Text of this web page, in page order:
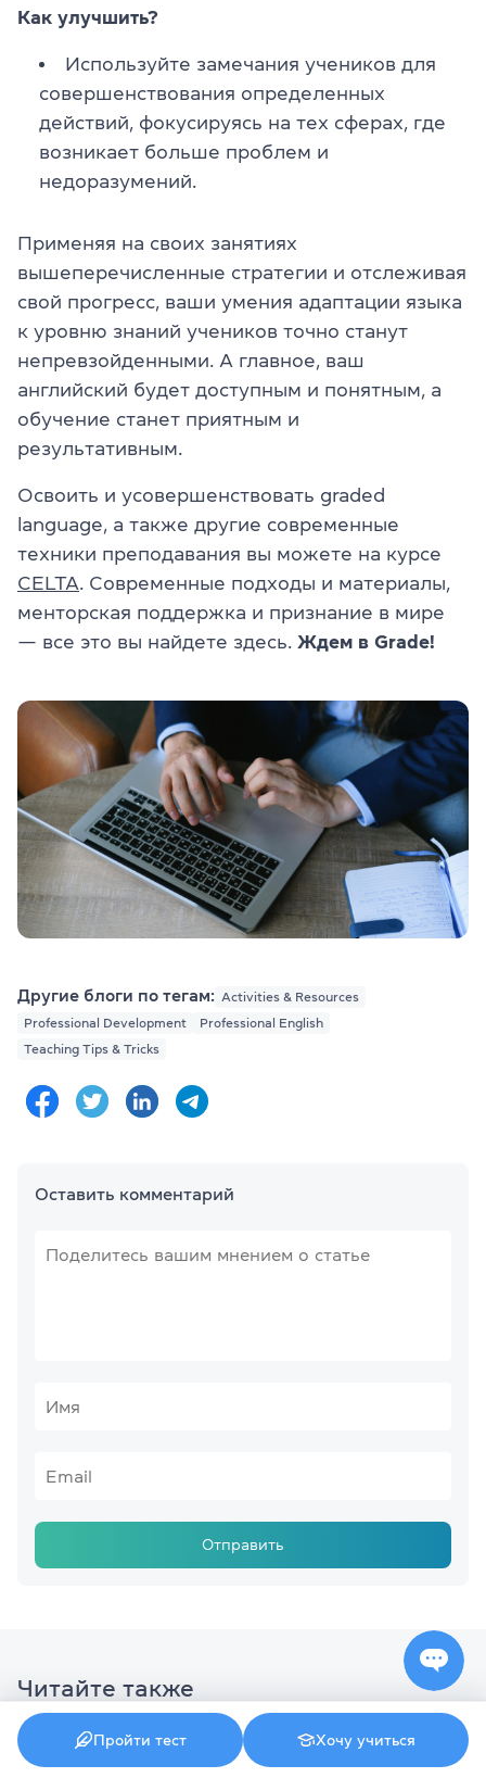
Как улучшить?
Используйте замечания учеников для
совершенствования определенных
действий, фокусируясь на тех сферах, где
возникает больше проблем и
недоразумений.
Применяя на своих занятиях
вышеперечисленные стратегии и отслеживая
свой прогресс, ваши умения адаптации языка
к уровню знаний учеников точно станут
непревзойденными. А главное, ваш
английский будет доступным и понятным, а
обучение станет приятным и
результативным.
Освоить и усовершенствовать graded
language, а также другие современные
техники преподавания вы можете на курсе
CELTA. Современные подходы и материалы,
менторская поддержка и признание в мире
— все это вы найдете здесь. Ждем в Grade!
Другие блоги по тегам: Activities & Resources
Professional Development
Professional English
Teaching Tips & Tricks
Оставить комментарий
Отправить
Читайте также
Пройти тест Хочу учиться